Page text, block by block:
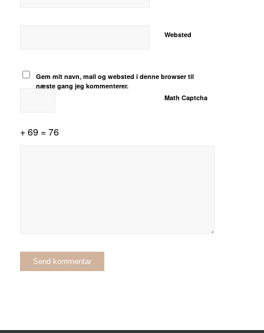
Websted
Gem mit navn, mail og websted i denne browser til
næste gang jeg kommenterer.
Math Captcha
+ 69 = 76